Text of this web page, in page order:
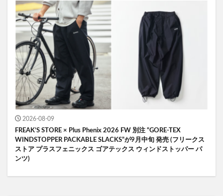
2026-08-09
FREAK’S STORE × Plus Phenix 2026 FW 別注 “GORE-TEX
WINDSTOPPER PACKABLE SLACKS”が9月中旬 発売 (フリークス
ストア プラスフェニックス ゴアテックス ウィンドストッパー パ
ンツ)